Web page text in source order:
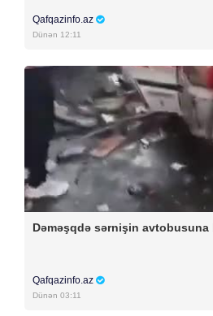
Qafqazinfo.az
Dünən 12:11
Dəməşqdə sərnişin avtobusuna
Qafqazinfo.az
Dünən 03:11